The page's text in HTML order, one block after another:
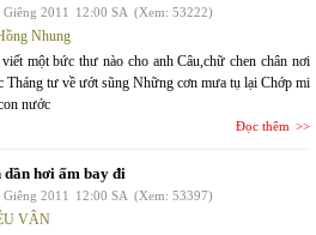
2011 12:00 SA (Xem: 53222)
Nhung
một bức thư nào cho anh Câu,chữ chen chân nơi
Tháng tư về ướt sũng Những cơn mưa tụ lại Chớp mi
nước
Đọc thêm
dần hơi ấm bay đi
2011 12:00 SA (Xem: 53397)
VÂN